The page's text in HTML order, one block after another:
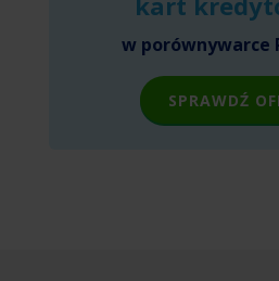
w porównywarce
SPRAWDŹ